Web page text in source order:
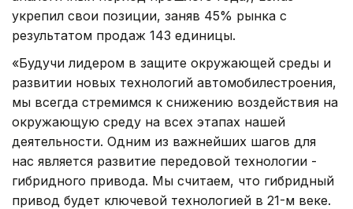
укрепил свои позиции, заняв 45% рынка с
результатом продаж 143 единицы.
«Будучи лидером в защите окружающей среды и
развитии новых технологий автомобилестроения,
мы всегда стремимся к снижению воздействия на
окружающую среду на всех этапах нашей
деятельности. Одним из важнейших шагов для
нас является развитие передовой технологии -
гибридного привода. Мы считаем, что гибридный
привод будет ключевой технологией в 21-м веке.